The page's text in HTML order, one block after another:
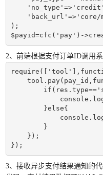
'no_type'=>'credit',//可
'back_url'=>'core/
);
$payid=cfc('pay')-
2、前端根据支付订单ID调用
console.log('支
}else{
console.log('支付
}
});
});
3、接收异步支付结果通知的